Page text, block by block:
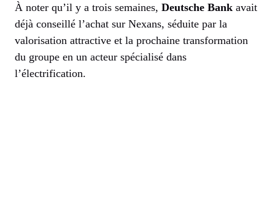
À noter qu’il y a trois semaines, Deutsche Bank avait
déjà conseillé l’achat sur Nexans, séduite par la
valorisation attractive et la prochaine transformation
du groupe en un acteur spécialisé dans
l’électrification.